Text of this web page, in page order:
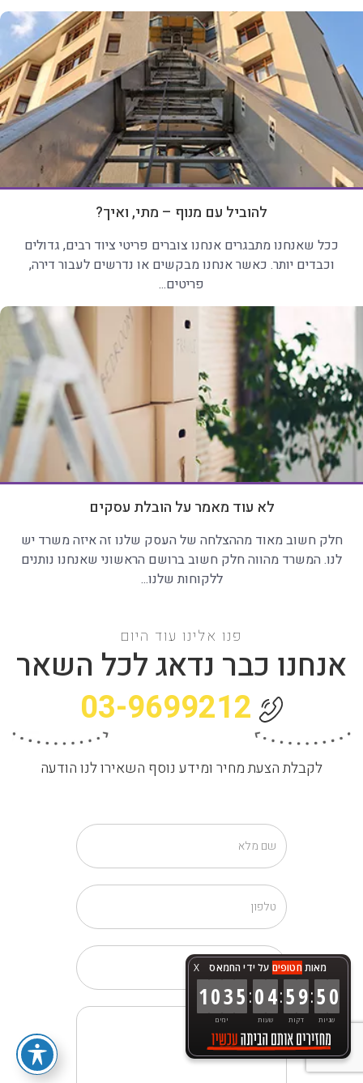
להוביל עם מנוף – מתי, ואיך?
ככל שאנחנו מתבגרים אנחנו צוברים פריטי ציוד רבים, גדולים
וכבדים יותר. כאשר אנחנו מבקשים או נדרשים לעבור דירה,
פריטים...
לא עוד מאמר על הובלת עסקים
חלק חשוב מאוד מההצלחה של העסק שלנו זה איזה משרד יש
לנו. המשרד מהווה חלק חשוב ברושם הראשוני שאנחנו נותנים
ללקוחות שלנו...
X מאותחטופים על ידי החמאס
1035
ימים
:04
שעות
:59
דקות
:52
שניות
פנו אלינו עוד היום
אנחנו כבר נדאג לכל השאר
03-9699212
לקבלת הצעת מחיר ומידע נוסף השאירו לנו הודעה